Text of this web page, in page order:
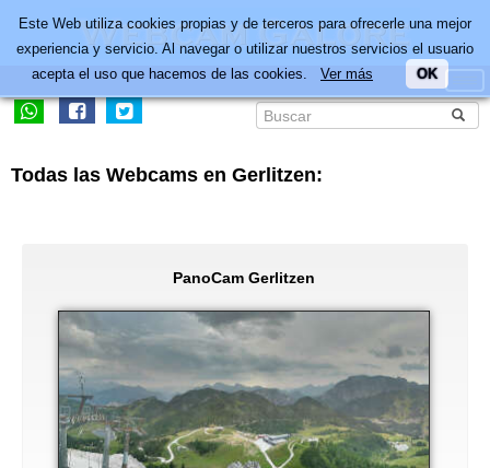
Todas las Webcams en Gerlitzen:
PanoCam Gerlitzen
Este Web utiliza cookies propias y de terceros para ofrecerle una mejor
experiencia y servicio. Al navegar o utilizar nuestros servicios el usuario
acepta el uso que hacemos de las cookies. Ver más OK